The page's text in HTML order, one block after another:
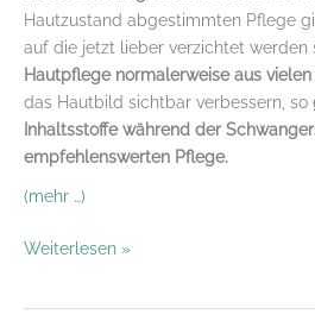
Hautzustand abgestimmten Pflege
auf die jetzt lieber verzichtet werden
Hautpflege normalerweise aus
das Hautbild sichtbar verbessern, so
Inhaltsstoffe während der
empfehlenswerten Pflege.
(mehr …)
Schwangerschaft
Weiterlesen »